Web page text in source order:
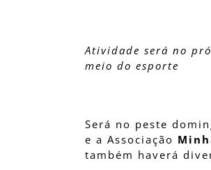
Atividade será no
meio do esporte
Será no peste
e a Associação
também haverá